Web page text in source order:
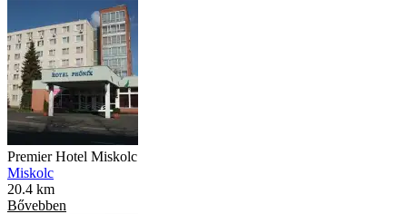
Premier Hotel Miskolc
Miskolc
20.4 km
Bővebben